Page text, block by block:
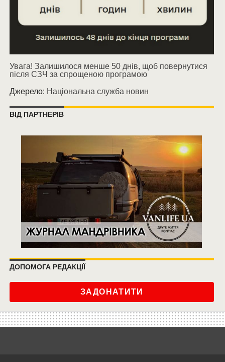
Увага! Залишилося менше 50 днів, щоб повернутися
після СЗЧ за спрощеною програмою
Джерело: Національна служба новин
ВІД ПАРТНЕРІВ
ДОПОМОГА РЕДАКЦІЇ
ЗАДОНАТИТИ